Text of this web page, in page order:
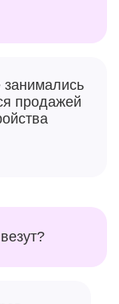
занимались
продажей